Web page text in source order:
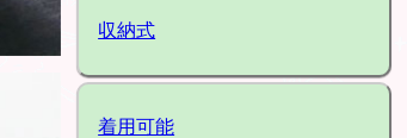
収納式
着用可能